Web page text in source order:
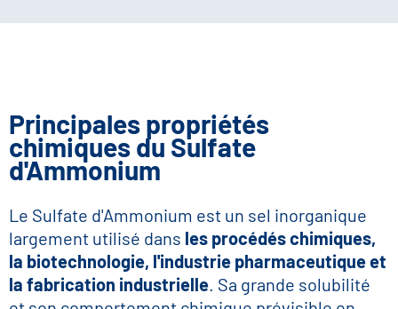
Principales propriétés
chimiques du Sulfate
d'Ammonium
Le Sulfate d'Ammonium est un sel inorganique
largement utilisé dans les procédés chimiques,
la biotechnologie, l'industrie pharmaceutique et
la fabrication industrielle . Sa grande solubilité